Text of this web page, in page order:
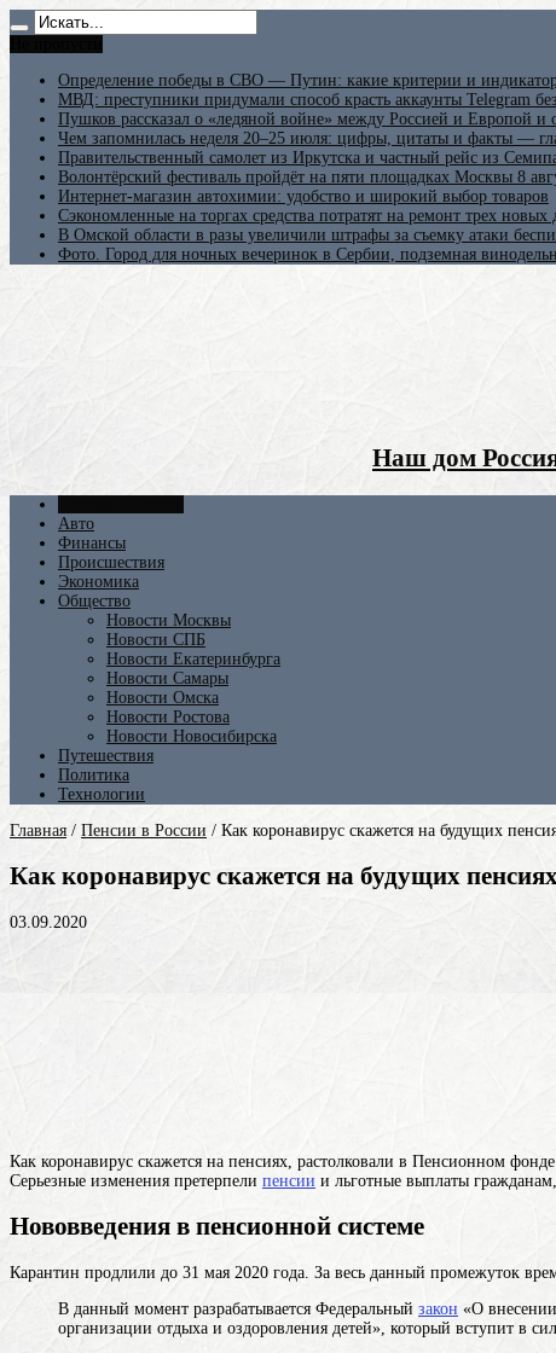
Определение победы в СВО — Путин: какие критерии и
МВД: преступники придумали способ красть аккаунты Telegram
Пушков рассказал о «ледяной войне» между Россией и Европой
Чем запомнилась неделя 20–25 июля: цифры, цитаты и факты —
Правительственный самолет из Иркутска и частный рейс из
Волонтёрский фестиваль пройдёт на пяти площадках Москвы 8
Интернет-магазин автохимии: удобство и широкий выбор товаров
Сэкономленные на торгах средства потратят на ремонт трех
В Омской области в разы увеличили штрафы за съемку атаки
Фото. Город для ночных вечеринок в Сербии, подземная
Наш дом
Авто
Финансы
Происшествия
Экономика
Общество
Новости Москвы
Новости СПБ
Новости Екатеринбурга
Новости Самары
Новости Омска
Новости Ростова
Новости Новосибирска
Путешествия
Политика
Технологии
Главная / Пенсии в России / Как коронавирус скажется на будущих
Как коронавирус скажется на будущих
03.09.2020
Как коронавирус скажется на пенсиях, растолковали в Пенсионном
Серьезные изменения претерпели пенсии и льготные выплаты
Нововведения в пенсионной системе
Карантин продлили до 31 мая 2020 года. За весь данный промежуток
В данный момент разрабатывается Федеральный закон «О
организации отдыха и оздоровления детей», который вступит в